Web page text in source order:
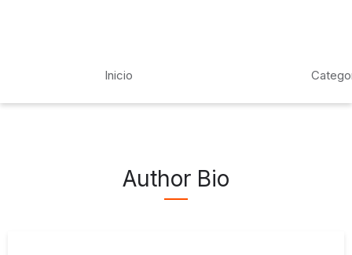
Inicio
Author Bio